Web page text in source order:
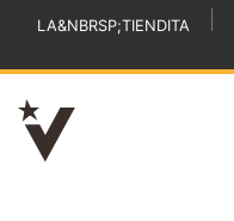
LA&NBRSP;TIENDITA